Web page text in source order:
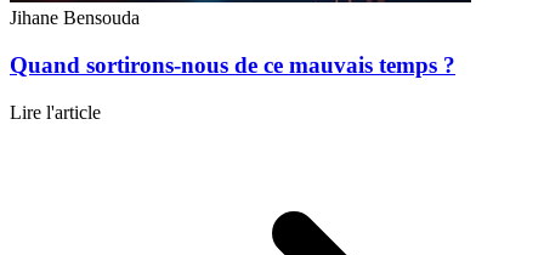
Jihane Bensouda
Quand sortirons-nous de ce mauvais temps ?
Lire l'article